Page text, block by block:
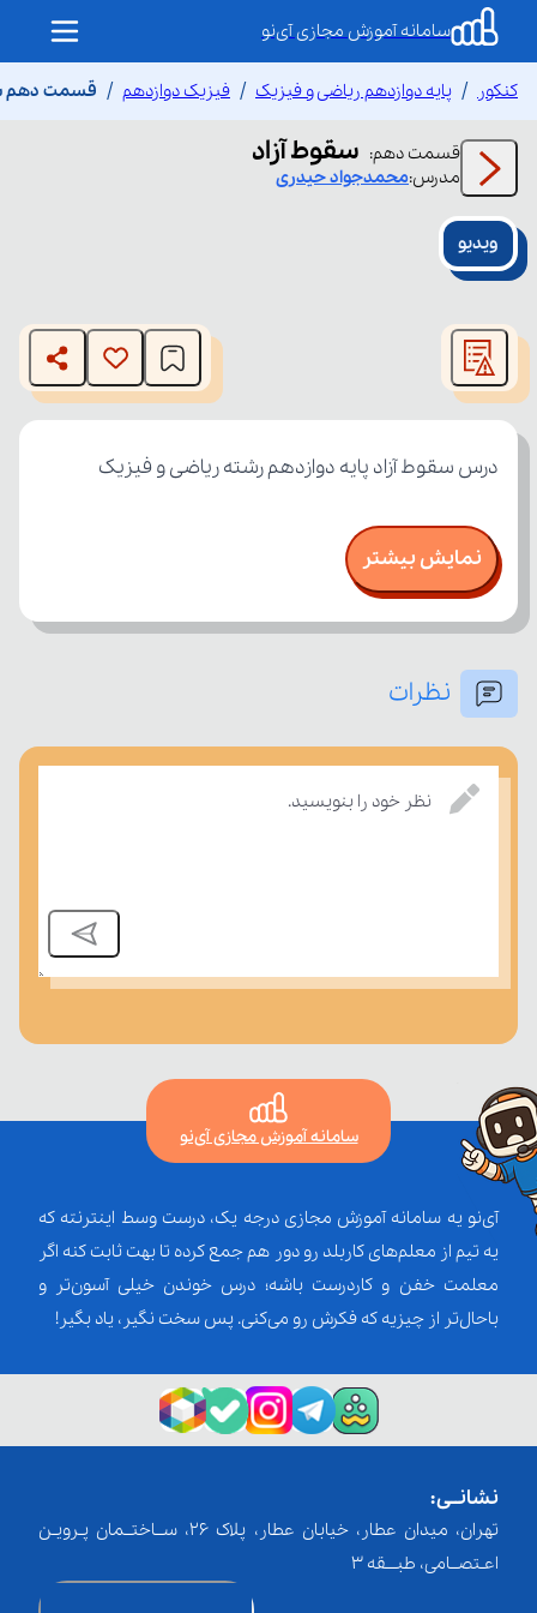
سامانه آموزش مجازی آی‌نو
کنکور پایه دوازدهم ریاضی و فیزیک فیزیک دوازدهم قسمت دهم
قسمت دهم: سقوط آزاد
مدرس:محمدجوادحیدری
ویدیو
modal
window.
The media could not be loaded, either because the server
or network failed or because the format is not supported.
درس سقوط آزاد پایه دوازدهم رشته ریاضی و فیزیک
نمایش بیشتر
نظرات
نظر خود را بنویسید.
سامانه آموزش مجازی آی‌نو
آی‌نو یه سامانه آموزش مجازی درجه یک، درست وسط اینترنته که
یه تیم از معلم‌‌های کاربلد رو دور هم جمع کرده تا بهت ثابت کنه اگر
معلمت خفن و کاردرست باشه؛ درس خوندن خیلی آسون‌تر و
باحال‌تر از چیزیه که فکرش رو می‌کنی. پس سخت نگیر، یاد بگیر!
نشانــی:
تهران، میدان عطار، خیابان عطار، پلاک 26، ســاختــمان پـرویـن
اعـتصــامی، طبـــقه 3